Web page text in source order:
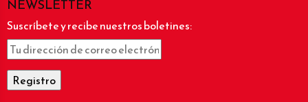
NEWSLETTER
Suscríbete y recibe nuestros boletines: